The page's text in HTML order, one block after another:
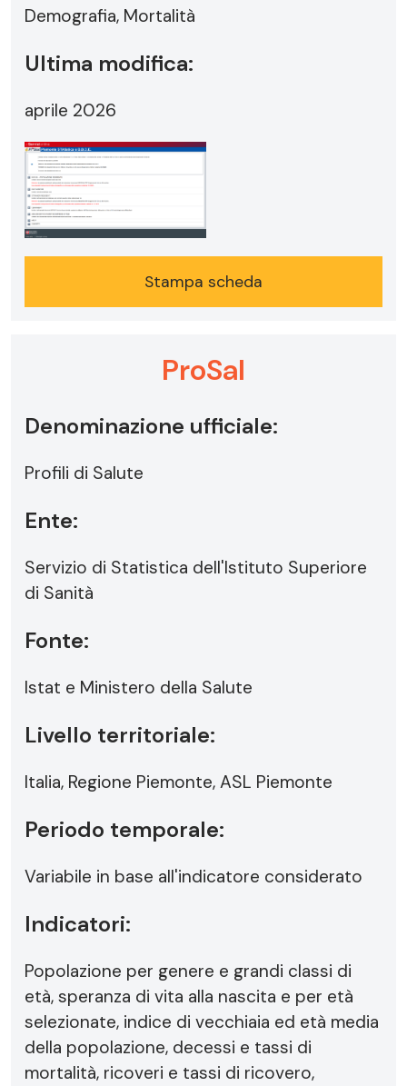
Demografia, Mortalità
Ultima modifica:
aprile 2026
Stampa scheda
ProSal
Denominazione ufficiale:
Profili di Salute
Ente:
Servizio di Statistica dell'Istituto Superiore
di Sanità
Fonte:
Istat e Ministero della Salute
Livello territoriale:
Italia, Regione Piemonte, ASL Piemonte
Periodo temporale:
Variabile in base all'indicatore considerato
Indicatori:
Popolazione per genere e grandi classi di
età, speranza di vita alla nascita e per età
selezionate, indice di vecchiaia ed età media
della popolazione, decessi e tassi di
mortalità, ricoveri e tassi di ricovero,